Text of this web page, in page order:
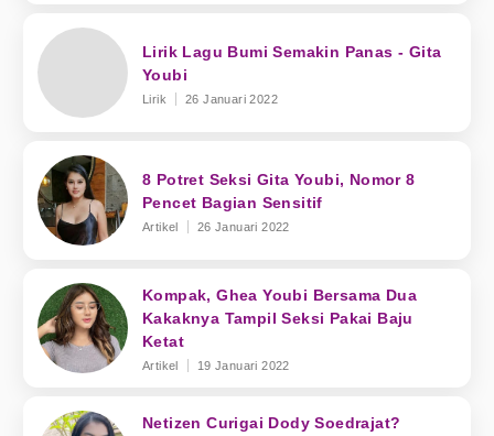
Lirik Lagu Bumi Semakin Panas - Gita
Youbi
Lirik 26 Januari 2022
8 Potret Seksi Gita Youbi, Nomor 8
Pencet Bagian Sensitif
Artikel 26 Januari 2022
Kompak, Ghea Youbi Bersama Dua
Kakaknya Tampil Seksi Pakai Baju
Ketat
Artikel 19 Januari 2022
Netizen Curigai Dody Soedrajat?